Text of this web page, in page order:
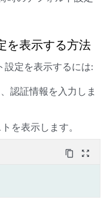
を表示する方法
設定を表示するには:
認証情報を入力しま
を表示します。
content_copy zoom_out_map